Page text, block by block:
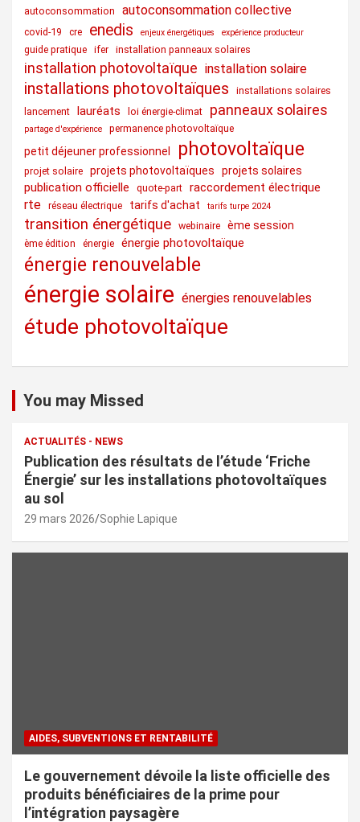
autoconsommation autoconsommation collective
covid-19 cre enedis enjeux énergétiques expérience producteur
guide pratique ifer installation panneaux solaires
installation photovoltaïque installation solaire
installations photovoltaïques
installations solaires
lancement lauréats loi énergie-climat panneaux solaires
partage d'expérience permanence photovoltaïque
petit déjeuner professionnel photovoltaïque
projet solaire projets photovoltaïques projets solaires
publication officielle quote-part raccordement électrique
rte réseau électrique tarifs d'achat tarifs turpe 2024
transition énergétique webinaire ème session
ème édition énergie énergie photovoltaïque
énergie renouvelable
énergie solaire énergies renouvelables
étude photovoltaïque
You may Missed
ACTUALITÉS - NEWS
Publication des résultats de l’étude ‘Friche
Énergie’ sur les installations photovoltaïques
au sol
29 mars 2026 Sophie Lapique
AIDES, SUBVENTIONS ET RENTABILITÉ
Le gouvernement dévoile la liste officielle des
produits bénéficiaires de la prime pour
l’intégration paysagère